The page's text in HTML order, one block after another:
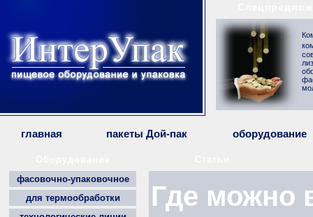
главная пакеты Дой-пак оборудование
фасовочно-упаковочное
для термообработки
Где можно